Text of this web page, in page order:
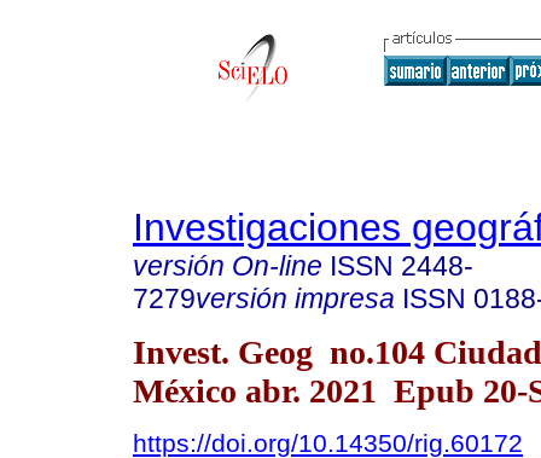
Investigaciones
versión On-line ISSN 2448-
7279versión impresa ISSN
Invest. Geog no.104
México abr. 2021 Epub 20-
https://doi.org/10.14350/rig.60172